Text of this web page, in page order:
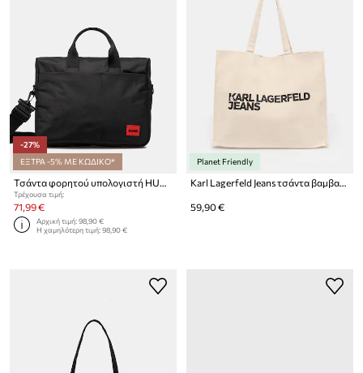
-27%
ΕΞΤΡΑ -5% ΜΕ ΚΩΔΙΚΟ*
Τρέχουσα τιμή:
71,99 €
Αρχική τιμή:98,90 €
Η χαμηλότερη τιμή:98,90 €
Planet Friendly
59,90 €